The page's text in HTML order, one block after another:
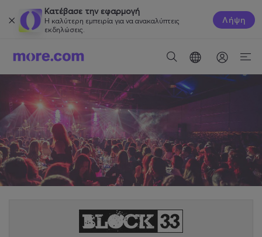
Κατέβασε την εφαρμογή
Η καλύτερη εμπειρία για να ανακαλύπτεις
εκδηλώσεις.
Λήψη